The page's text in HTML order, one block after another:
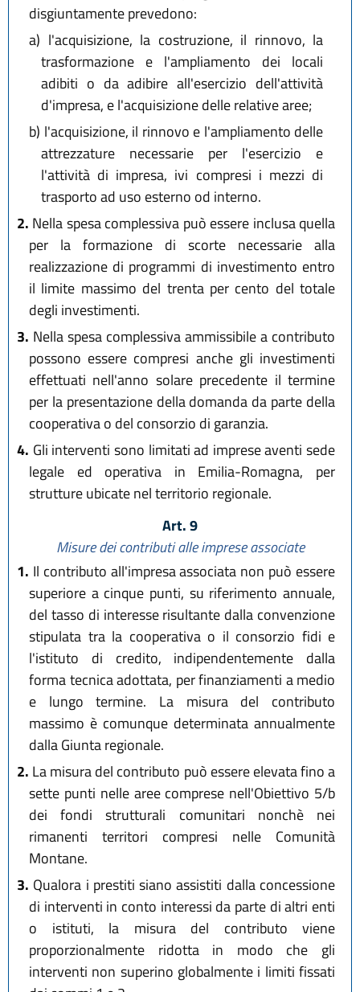
disgiuntamente prevedono:
a) l'acquisizione, la costruzione, il rinnovo, la
trasformazione e l'ampliamento dei locali
adibiti o da adibire all'esercizio dell'attività
d'impresa, e l'acquisizione delle relative aree;
b) l'acquisizione, il rinnovo e l'ampliamento delle
attrezzature necessarie per l'esercizio e
l'attività di impresa, ivi compresi i mezzi di
trasporto ad uso esterno od interno.
2. Nella spesa complessiva può essere inclusa quella
per la formazione di scorte necessarie alla
realizzazione di programmi di investimento entro
il limite massimo del trenta per cento del totale
degli investimenti.
3. Nella spesa complessiva ammissibile a contributo
possono essere compresi anche gli investimenti
effettuati nell'anno solare precedente il termine
per la presentazione della domanda da parte della
cooperativa o del consorzio di garanzia.
4. Gli interventi sono limitati ad imprese aventi sede
legale ed operativa in Emilia-Romagna, per
strutture ubicate nel territorio regionale.
Art. 9
Misure dei contributi alle imprese associate
1. Il contributo all'impresa associata non può essere
superiore a cinque punti, su riferimento annuale,
del tasso di interesse risultante dalla convenzione
stipulata tra la cooperativa o il consorzio fidi e
l'istituto di credito, indipendentemente dalla
forma tecnica adottata, per finanziamenti a medio
e lungo termine. La misura del contributo
massimo è comunque determinata annualmente
dalla Giunta regionale.
2. La misura del contributo può essere elevata fino a
sette punti nelle aree comprese nell'Obiettivo 5/b
dei fondi strutturali comunitari nonchè nei
rimanenti territori compresi nelle Comunità
Montane.
3. Qualora i prestiti siano assistiti dalla concessione
di interventi in conto interessi da parte di altri enti
o istituti, la misura del contributo viene
proporzionalmente ridotta in modo che gli
interventi non superino globalmente i limiti fissati